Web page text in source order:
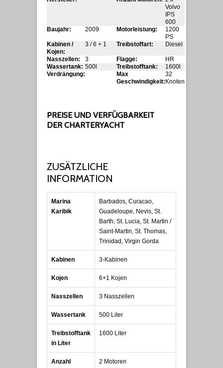
Volvo
IPS
600
Baujahr:
2009 Motorleistung:
1200
PS
Kabinen /
Kojen:
3 / 6 + 1 Treibstoffart: Diesel
Nasszellen: 3 Flagge:
HR
Wassertank: 500l Treibstofftank:
1600l
Verdrängung:
Max
Geschwindigkeit:
32
Knoten
PREISE UND VERFÜGBARKEIT
DER CHARTERYACHT
ZUSÄTZLICHE
INFORMATION
Marina
Karibik
Barbados, Curacao,
Guadeloupe, Nevis, St.
Barth, St. Lucia, St. Martin /
Saint-Martin, St. Thomas,
Trinidad, Virgin Gorda
Kabinen 3-Kabinen
Kojen 6+1 Kojen
Nasszellen 3 Nasszellen
Wassertank 500 Liter
Treibstofftank
in Liter
1600 Liter
Anzahl
2 Motoren